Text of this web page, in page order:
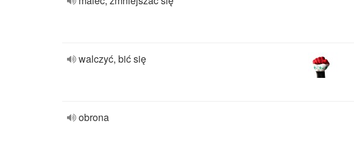
walczyć, bić się
obrona